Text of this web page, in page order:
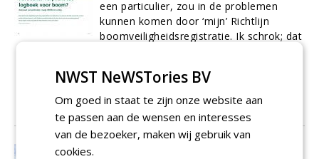
een particulier, zou in de problemen
kunnen komen door ‘mijn’ Richtlijn
boomveiligheidsregistratie. Ik schrok; dat
richtlijn inderdaad ook voor
particulieren?’
01-10-2016
11 sec
NWST NeWSTories BV
Om goed in staat te zijn onze website aan
te passen aan de wensen en interesses
van de bezoeker, maken wij gebruik van
cookies.